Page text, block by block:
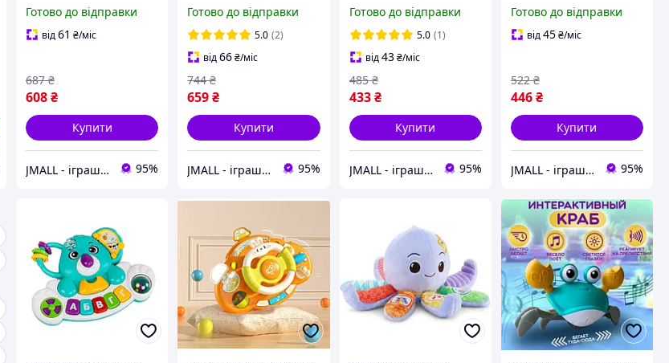
Рожевий
Готово до відправки
від61 ₴/міс
608₴
687 ₴
Купити
JMALL - іграшки та товари для детей 95%
Готово до відправки
5.0 (2)
від66₴/міс
659₴
744 ₴
Купити
JMALL - іграшки та товари для детей 95%
Жирафик Зелений
Готово до відправки
5.0 (1)
від43 ₴/міс
433 ₴
485 ₴
Купити
JMALL - іграшки та товари для детей 95%
Блакитний
Готово до відправки
від45₴/міс
446₴
522 ₴
Купити
JMALL - іграшки та товари для детей 95%